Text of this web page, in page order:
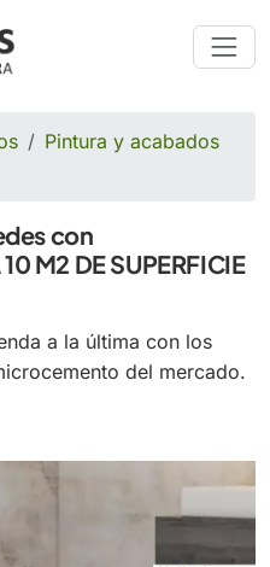
Pintura y acabados
con
M2 DE SUPERFICIE
a la última con los
del mercado.